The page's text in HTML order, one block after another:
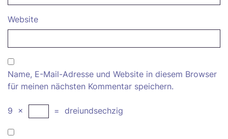
Website
Name, E-Mail-Adresse und Website in diesem Browser
für meinen nächsten Kommentar speichern.
9 × = dreiundsechzig